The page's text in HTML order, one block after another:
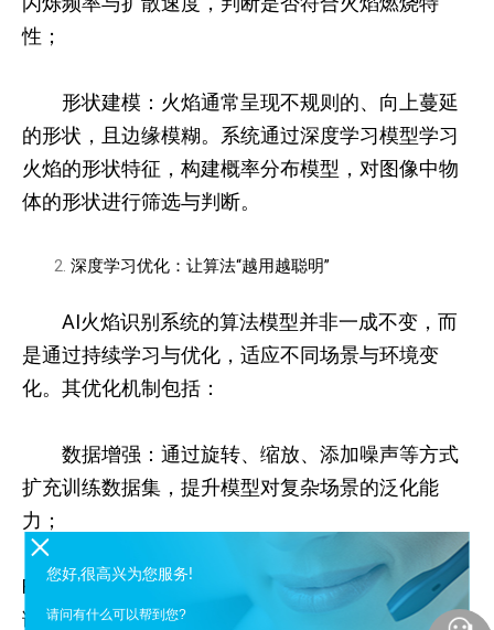
性；
形状建模：火焰通常呈现不规则的、向上蔓延
的形状，且边缘模糊。系统通过深度学习模型学习
火焰的形状特征，构建概率分布模型，对图像中物
体的形状进行筛选与判断。
深度学习优化：让算法“越用越聪明”
AI火焰识别系统的算法模型并非一成不变，而
是通过持续学习与优化，适应不同场景与环境变
化。其优化机制包括：
数据增强：通过旋转、缩放、添加噪声等方式
扩充训练数据集，提升模型对复杂场景的泛化能
力；
FLAME）上预训练的模型，迁移至特定场景进行微
调，减少训练成本；
您好,很高兴为您服务!
请问有什么可以帮到您?